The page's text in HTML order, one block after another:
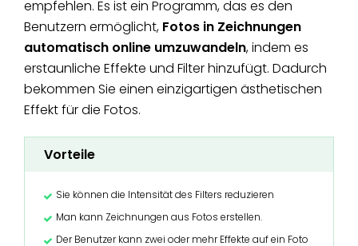
empfehlen. Es ist ein Programm, das es den
Benutzern ermöglicht, Fotos in Zeichnungen
automatisch online umzuwandeln, indem es
erstaunliche Effekte und Filter hinzufügt. Dadurch
bekommen Sie einen einzigartigen ästhetischen
Effekt für die Fotos.
Vorteile
Sie können die Intensität des Filters reduzieren
Man kann Zeichnungen aus Fotos erstellen.
Der Benutzer kann zwei oder mehr Effekte auf ein Foto